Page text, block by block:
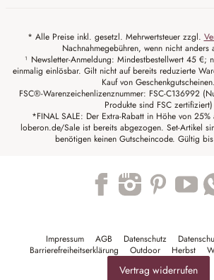
* Alle Preise inkl. gesetzl. Mehrwertsteuer zzgl.
Nachnahmegebühren, wenn nicht anders
¹ Newsletter-Anmeldung: Mindestbestellwert 45 €;
einmalig einlösbar. Gilt nicht auf bereits reduzierte
Kauf von Geschenkgutscheinen.
FSC®-Warenzeichenlizenznummer: FSC-C136992
Produkte sind FSC zertifiziert)
*FINAL SALE: Der Extra-Rabatt in Höhe von
loberon.de/Sale ist bereits abgezogen. Set-Artikel
benötigen keinen Gutscheincode. Gültig
Impressum AGB Datenschutz
Barrierefreiheitserklärung
Outdoor Herbst
Vertrag widerrufen